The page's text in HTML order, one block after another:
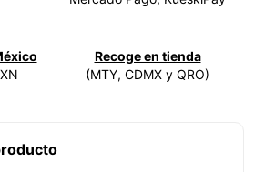
Recoge en tienda
(MTY, CDMX y QRO)